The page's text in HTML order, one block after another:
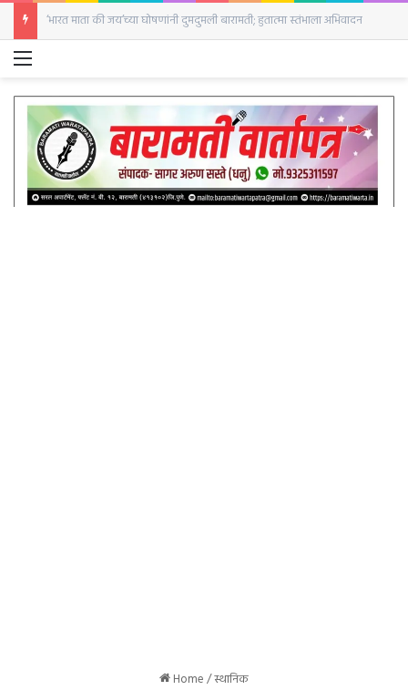
‘भारत माता की जय’च्या घोषणांनी दुमदुमली बारामती; हुतात्मा स्तंभाला अभिवादन
Menu
Home/स्थानिक